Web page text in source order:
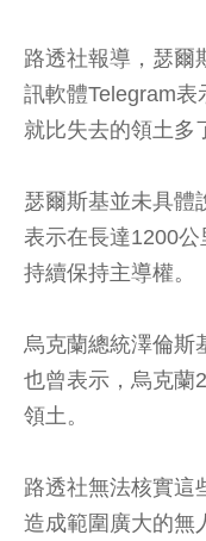
路透社報導，瑟爾
訊軟體Telegram
就比失去的領土多
瑟爾斯基並未具體
表示在長達1200
持續保持主導權。
烏克蘭總統澤倫斯
也曾表示，烏克蘭
領土。
路透社無法核實這
造成範圍廣大的無